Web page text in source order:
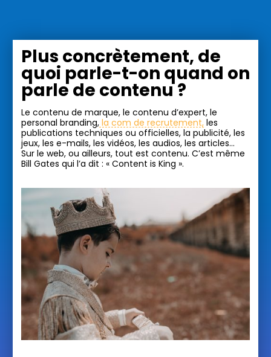
Plus concrètement, de
quoi parle-t-on quand on
parle de contenu ?
Le contenu de marque, le contenu d’expert, le
personal branding, la com de recrutement, les
publications techniques ou officielles, la publicité, les
jeux, les e-mails, les vidéos, les audios, les articles…
Sur le web, ou ailleurs, tout est contenu. C’est même
Bill Gates qui l’a dit : « Content is King ».